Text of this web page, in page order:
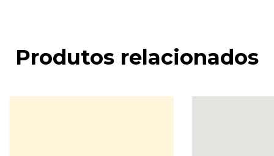
Produtos relacionados